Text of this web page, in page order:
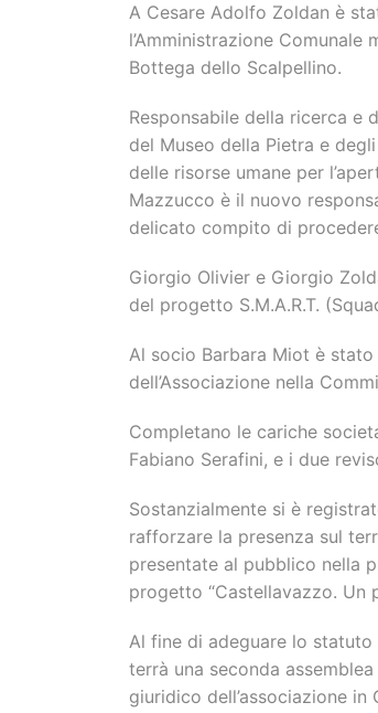
A Cesare Adolfo Zoldan è
l’Amministrazione
Bottega dello Scalpellino.
Responsabile della ricerca e
del Museo della Pietra e
delle risorse umane per
Mazzucco è il nuovo
delicato compito di
Giorgio Olivier e Giorgio
del progetto S.M.A.R.T.
Al socio Barbara Miot è
dell’Associazione nella
Completano le cariche
Fabiano Serafini, e i due
Sostanzialmente si è
rafforzare la presenza sul
presentate al pubblico nella
progetto “Castellavazzo. Un
Al fine di adeguare lo statuto
terrà una seconda
giuridico dell’associazione in